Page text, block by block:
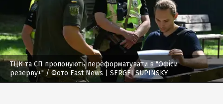
ТЦК та СП пропонують переформатувати в "Офіси
резерву+" / Фото East News | SERGEI SUPINSKY